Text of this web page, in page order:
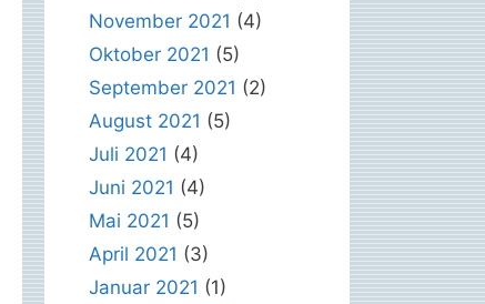
November 2021 (4)
Oktober 2021 (5)
September 2021 (2)
August 2021 (5)
Juli 2021 (4)
Juni 2021 (4)
Mai 2021 (5)
April 2021 (3)
Januar 2021 (1)